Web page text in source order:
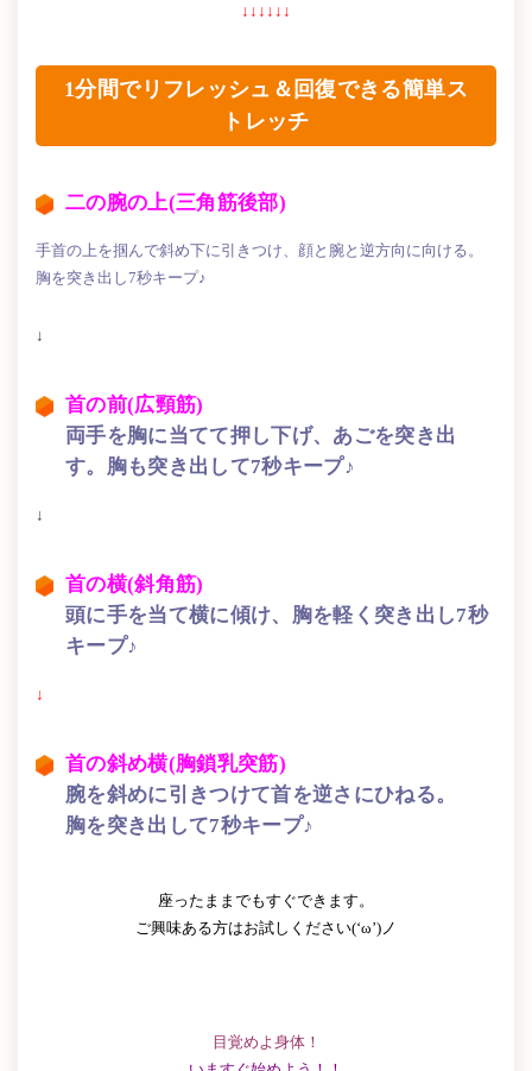
↓↓↓↓↓↓
1分間でリフレッシュ＆回復できる簡単ス
トレッチ
二の腕の上(三角筋後部)
手首の上を掴んで斜め下に引きつけ、顔と腕と逆方向に向ける。
胸を突き出し7秒キープ♪
↓
首の前(広頸筋)
両手を胸に当てて押し下げ、あごを突き出
す。胸も突き出して7秒キープ♪
↓
首の横(斜角筋)
頭に手を当て横に傾け、胸を軽く突き出し7秒
キープ♪
↓
首の斜め横(胸鎖乳突筋)
腕を斜めに引きつけて首を逆さにひねる。
胸を突き出して7秒キープ♪
座ったままでもすぐできます。
ご興味ある方はお試しください(‘ω’)ノ
目覚めよ身体！